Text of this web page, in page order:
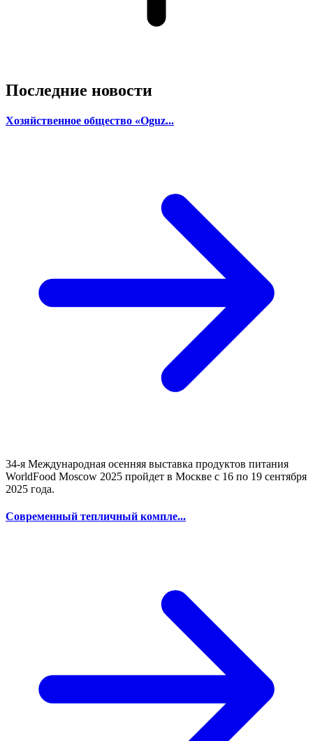
Последние новости
Хозяйственное общество «Oguz...
34-я Международная осенняя выставка продуктов питания
WorldFood Moscow 2025 пройдет в Москве с 16 по 19 сентября
2025 года.
Современный тепличный компле...